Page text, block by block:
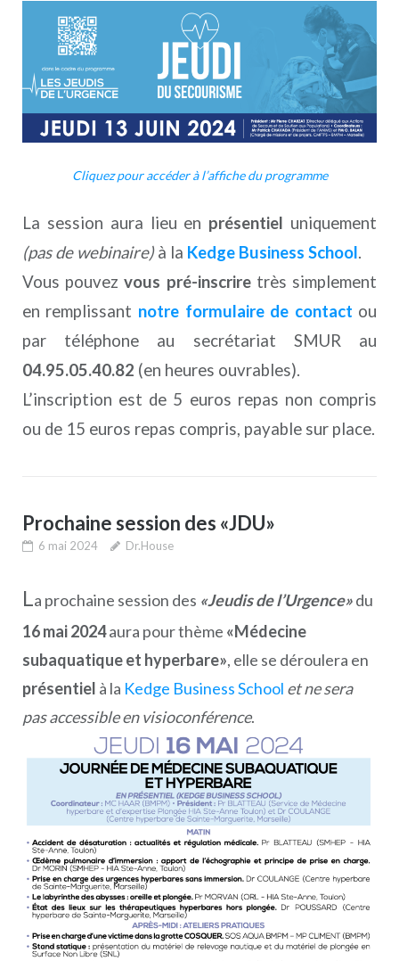
Cliquez pour accéder à l’affiche du programme
La session aura lieu en présentiel uniquement
(pas de webinaire)à la Kedge Business School.
Vous pouvezvous pré-inscriretrès simplement
en remplissant notre formulaire de contact ou
par téléphone au secrétariat SMUR au
04.95.05.40.82 (en heures ouvrables).
L’inscription est de 5 euros repas non compris
ou de 15 euros repas compris, payable sur place.
Prochaine session des «JDU»
6 mai 2024 Dr.House
La prochaine session des «Jeudis de l’Urgence»du
16 mai 2024aura pour thème «Médecine
subaquatique et hyperbare», elle se déroulera en
présentiel à la Kedge Business School et ne sera
pas accessible en visioconférence.